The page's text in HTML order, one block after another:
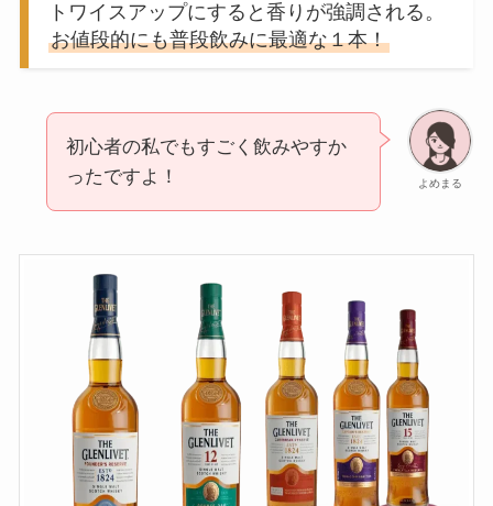
トワイスアップにすると香りが強調される。
お値段的にも普段飲みに最適な１本！
よめまる
初心者の私でもすごく飲みやすか
ったですよ！